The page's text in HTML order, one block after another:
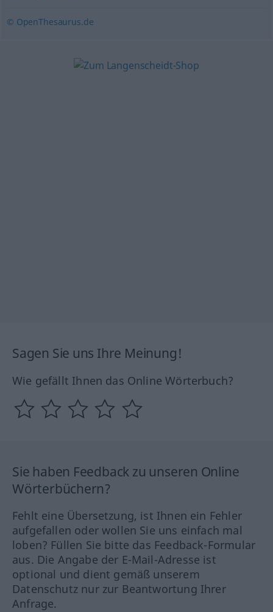
© OpenThesaurus.de
Sagen Sie uns Ihre Meinung!
Wie gefällt Ihnen das Online Wörterbuch?
Sie haben Feedback zu unseren Online
Wörterbüchern?
Fehlt eine Übersetzung, ist Ihnen ein Fehler
aufgefallen oder wollen Sie uns einfach mal
loben? Füllen Sie bitte das Feedback-Formular
aus. Die Angabe der E-Mail-Adresse ist
optional und dient gemäß unserem
Datenschutz nur zur Beantwortung Ihrer
Anfrage.